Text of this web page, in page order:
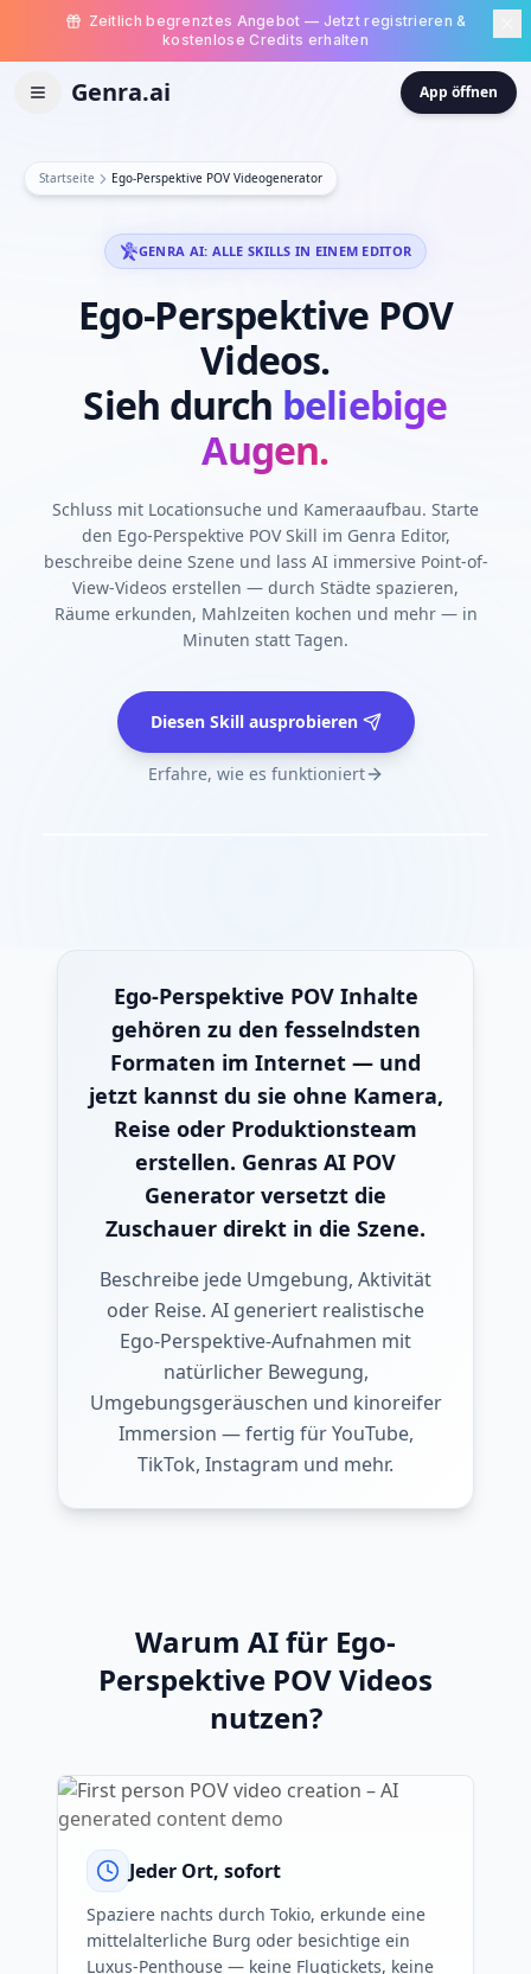
Zeitlich begrenztes Angebot — Jetzt registrieren &
kostenlose Credits erhalten
Genra.ai App öffnen
Startseite Ego-Perspektive POV Videogenerator
GENRA AI: ALLE SKILLS IN EINEM EDITOR
Ego-Perspektive POV
Videos.
Sieh durch beliebige
Augen.
Schluss mit Locationsuche und Kameraaufbau. Starte
den Ego-Perspektive POV Skill im Genra Editor,
beschreibe deine Szene und lass AI immersive Point-of-
View-Videos erstellen — durch Städte spazieren,
Räume erkunden, Mahlzeiten kochen und mehr — in
Minuten statt Tagen.
Diesen Skill ausprobieren
Erfahre, wie es funktioniert
Ego-Perspektive POV Inhalte
gehören zu den fesselndsten
Formaten im Internet — und
jetzt kannst du sie ohne Kamera,
Reise oder Produktionsteam
erstellen. Genras AI POV
Generator versetzt die
Zuschauer direkt in die Szene.
Beschreibe jede Umgebung, Aktivität
oder Reise. AI generiert realistische
Ego-Perspektive-Aufnahmen mit
natürlicher Bewegung,
Umgebungsgeräuschen und kinoreifer
Immersion — fertig für YouTube,
TikTok, Instagram und mehr.
Warum AI für Ego-
Perspektive POV Videos
nutzen?
Jeder Ort, sofort
Spaziere nachts durch Tokio, erkunde eine
mittelalterliche Burg oder besichtige ein
Luxus-Penthouse — keine Flugtickets, keine